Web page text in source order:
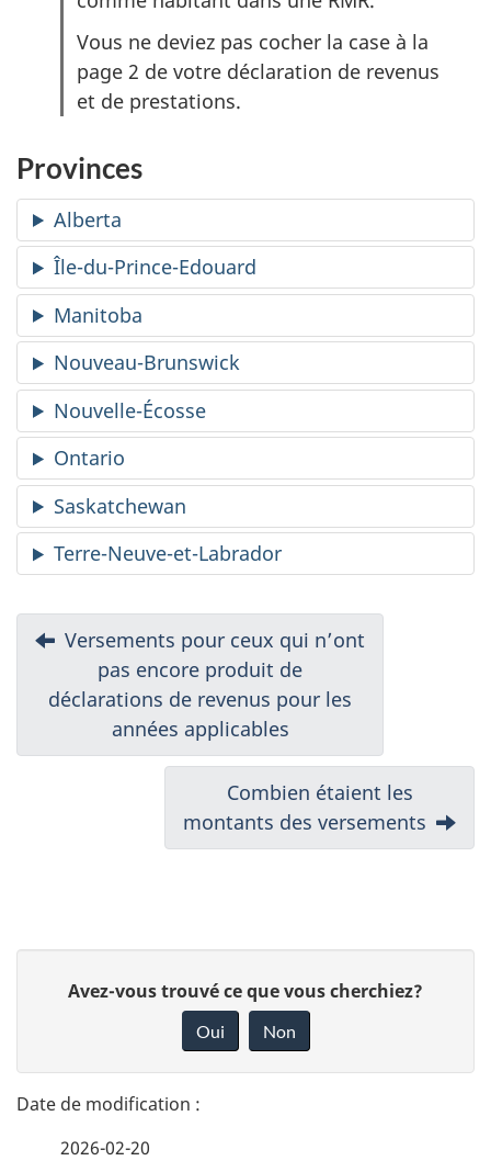
Vous ne deviez pas cocher la case à la
page 2 de votre déclaration de revenus
et de prestations.
Provinces
Alberta
Île-du-Prince-Edouard
Manitoba
Nouveau-Brunswick
Nouvelle-Écosse
Ontario
Saskatchewan
Terre-Neuve-et-Labrador
N
i
n
d
Précédent
Versements pour ceux qui n’ont
pas encore produit de
déclarations de revenus pour les
années applicables
Suivant
:
Combien étaient les
montants des versements
t
a
n
Avez-vous trouvé ce que vous cherchiez?
Oui Non
2026-02-20